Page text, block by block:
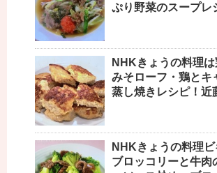
ぷり野菜のスープレ
NHKきょうの料理
みそローフ・鶏とキ
蒸し焼きレシピ！近
NHKきょうの料理
ブロッコリーと牛肉